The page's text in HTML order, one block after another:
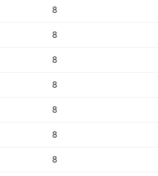
8
8
8
8
8
8
8